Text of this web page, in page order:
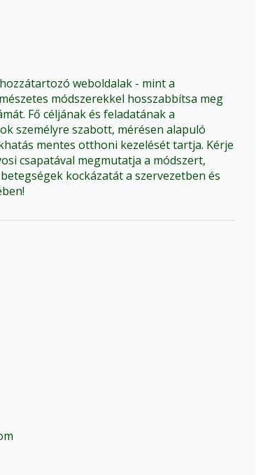
weboldalak - mint a
módszerekkel hosszabbítsa meg
Fő céljának és feladatának a
személyre szabott, mérésen alapuló
mentes otthoni kezelését tartja. Kérje
csapatával megmutatja a módszert,
kockázatát a szervezetben és